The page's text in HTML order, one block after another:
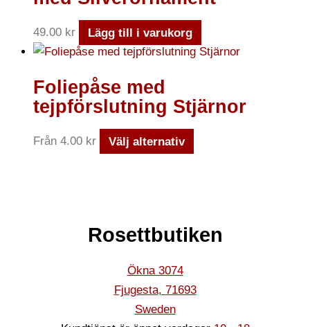
49.00 kr Lägg till i varukorg
Foliepåse med
tejpförslutning Stjärnor
Från 4.00 kr Välj alternativ
Rosettbutiken
Ökna 3074
Fjugesta, 71693
Sweden